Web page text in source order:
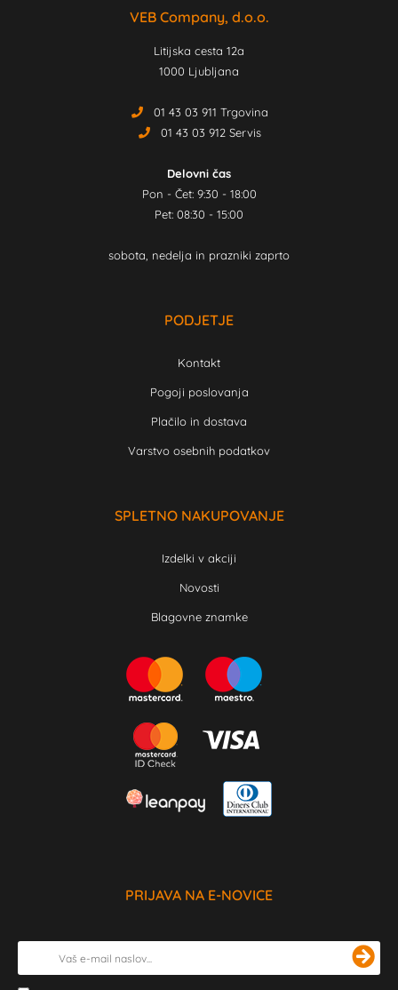
VEB Company, d.o.o.
Litijska cesta 12a
1000 Ljubljana
01 43 03 911 Trgovina
01 43 03 912 Servis
Delovni čas
Pon - Čet: 9:30 - 18:00
Pet: 08:30 - 15:00
sobota, nedelja in prazniki zaprto
PODJETJE
Kontakt
Pogoji poslovanja
Plačilo in dostava
Varstvo osebnih podatkov
SPLETNO NAKUPOVANJE
Izdelki v akciji
Novosti
Blagovne znamke
PRIJAVA NA E-NOVICE